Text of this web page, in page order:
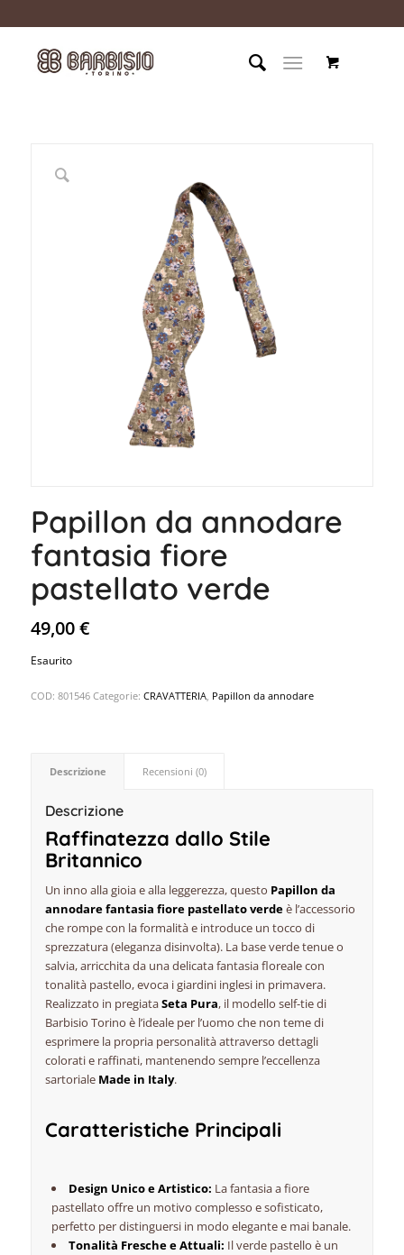
Papillon da annodare
fantasia fiore
pastellato verde
49,00€
Esaurito
COD: 801546 Categorie: CRAVATTERIA, Papillon da annodare
Descrizione Recensioni (0)
Descrizione
Raffinatezza dallo Stile
Britannico
Un inno alla gioia e alla leggerezza, questo Papillon da
annodare fantasia fiore pastellato verdeè l’accessorio
che rompe con la formalità e introduce un tocco di
sprezzatura(eleganza disinvolta). La base verde tenue o
salvia, arricchita da una delicata fantasia floreale con
tonalità pastello, evoca i giardini inglesi in primavera.
Realizzato in pregiataSeta Pura, il modello self-tiedi
Barbisio Torino è l’ideale per l’uomo che non teme di
esprimere la propria personalità attraverso dettagli
colorati e raffinati, mantenendo sempre l’eccellenza
sartoriale Made in Italy.
Caratteristiche Principali
Design Unico e Artistico: La fantasia a fiore
pastellato offre un motivo complesso e sofisticato,
perfetto per distinguersi in modo elegante e mai banale.
Tonalità Fresche e Attuali: Il verde pastello è un